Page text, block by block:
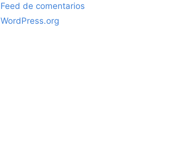
Feed de comentarios
WordPress.org